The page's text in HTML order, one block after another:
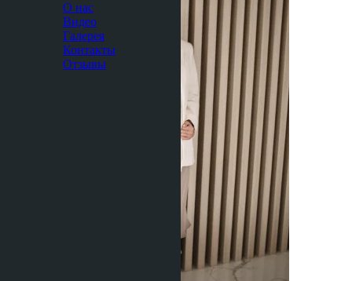
О нас
Видео
Галерея
Контакты
Отзывы